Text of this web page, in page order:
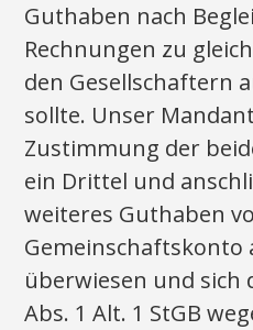
Guthaben nach
Rechnungen zu
den Gesellschaftern
sollte. Unser
Zustimmung der
ein Drittel und
weiteres Guthaben
Gemeinschaftskonto
überwiesen und sich
Abs. 1 Alt. 1 StGB